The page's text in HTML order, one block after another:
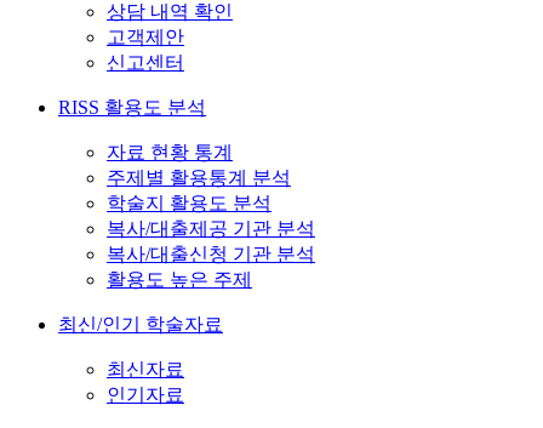
상담 내역 확인
고객제안
신고센터
RISS 활용도 분석
자료 현황 통계
주제별 활용통계 분석
학술지 활용도 분석
복사/대출제공 기관 분석
복사/대출신청 기관 분석
활용도 높은 주제
최신/인기 학술자료
최신자료
인기자료